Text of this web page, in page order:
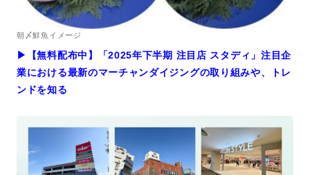
朝〆鮮魚イメージ
▶︎【無料配布中】「2025年下半期 注目店 スタディ」注目企
業における最新のマーチャンダイジングの取り組みや、トレ
ンドを知る